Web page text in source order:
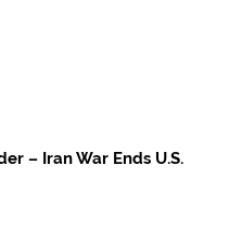
– Iran War Ends U.S.